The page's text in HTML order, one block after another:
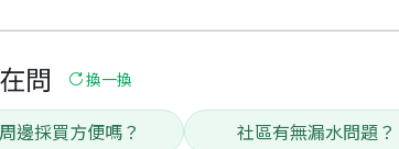
問 換一換
邊採買方便嗎？ 社區有無漏水問題？